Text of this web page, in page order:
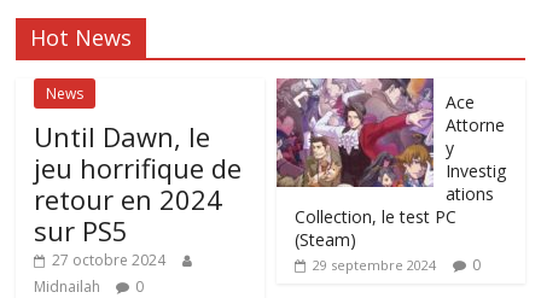
Hot News
News
Until Dawn, le
jeu horrifique de
retour en 2024
sur PS5
27 octobre 2024
Midnailah
0
Ace
Attorne
y
Investig
ations
Collection, le test PC
(Steam)
29 septembre 2024 0